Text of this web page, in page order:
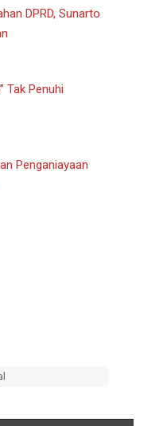
DPRD, Sunarto
Tak Penuhi
Penganiayaan